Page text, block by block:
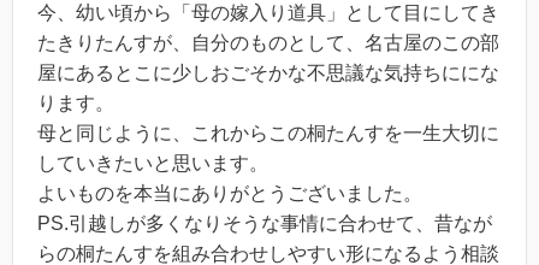
今、幼い頃から「母の嫁入り道具」として目にしてき
たきりたんすが、自分のものとして、名古屋のこの部
屋にあるとこに少しおごそかな不思議な気持ちににな
ります。
母と同じように、これからこの桐たんすを一生大切に
していきたいと思います。
よいものを本当にありがとうございました。
PS.引越しが多くなりそうな事情に合わせて、昔なが
らの桐たんすを組み合わせしやすい形になるよう相談